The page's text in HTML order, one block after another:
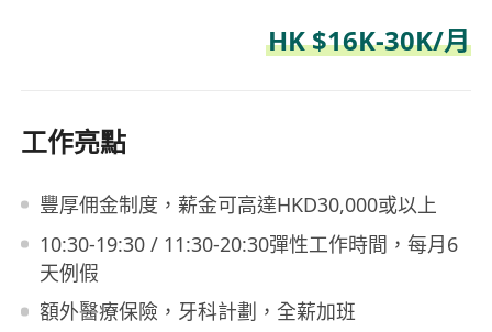
HK $16K-30K/月
工作亮點
豐厚佣金制度，薪金可高達HKD30,000或以上
10:30-19:30 / 11:30-20:30彈性工作時間，每月6
天例假
額外醫療保險，牙科計劃，全薪加班